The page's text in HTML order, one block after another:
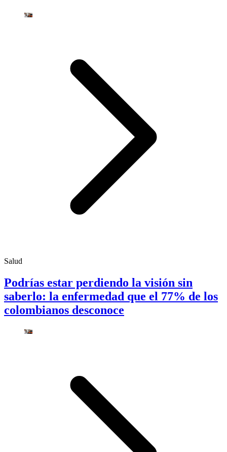
Salud
Podrías estar perdiendo la visión sin
saberlo: la enfermedad que el 77% de los
colombianos desconoce